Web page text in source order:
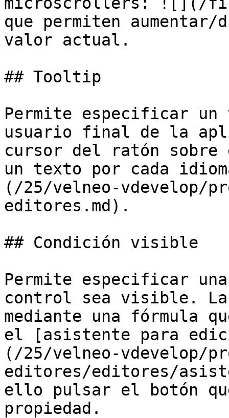
que permiten
valor actual.
## Tooltip
Permite especificar
usuario final de la
cursor del ratón
un texto por cada
(/25/velneo-vdevelop/
editores.md).
## Condición visible
Permite especificar
control sea visible. La
mediante una fórmula
el [asistente para
(/25/velneo-vdevelop/
editores/editores/
ello pulsar el botón
propiedad.